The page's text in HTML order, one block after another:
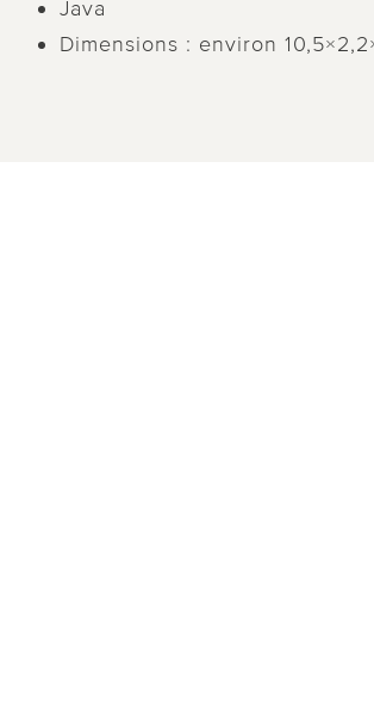
Java
Dimensions : environ